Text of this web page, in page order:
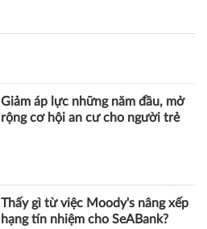
Giảm áp lực những năm đầu, mở
rộng cơ hội an cư cho người trẻ
Thấy gì từ việc Moody's nâng xếp
hạng tín nhiệm cho SeABank?